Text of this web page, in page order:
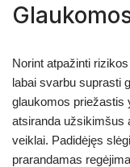
Norint atpažinti
labai svarbu suprasti
glaukomos priežastis
atsiranda užsikimšus
veiklai. Padidėjęs
prarandamas